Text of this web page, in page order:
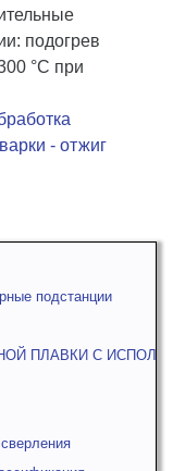
подогрев
°С при
- отжиг
подстанции
ПЛАВКИ С